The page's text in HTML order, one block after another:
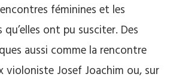
féminines et les
ont pu susciter. Des
aussi comme la rencontre
violoniste Josef Joachim ou, sur